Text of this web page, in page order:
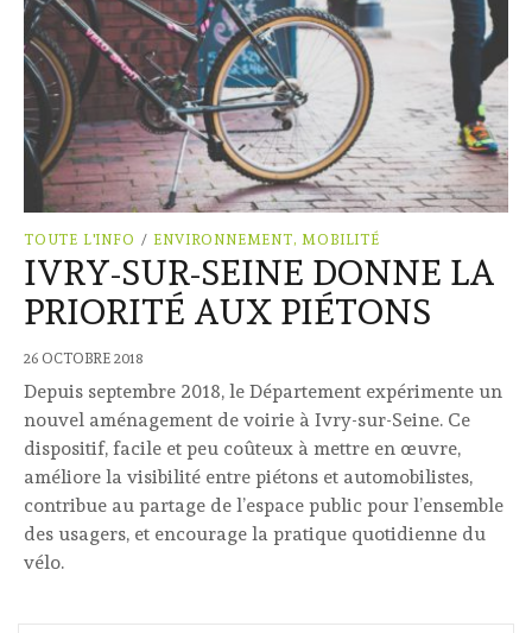
TOUTE L'INFO / ENVIRONNEMENT, MOBILITÉ
IVRY-SUR-SEINE DONNE LA
PRIORITÉ AUX PIÉTONS
26 OCTOBRE 2018
Depuis septembre 2018, le Département expérimente un
nouvel aménagement de voirie à Ivry-sur-Seine. Ce
dispositif, facile et peu coûteux à mettre en œuvre,
améliore la visibilité entre piétons et automobilistes,
contribue au partage de l’espace public pour l’ensemble
des usagers, et encourage la pratique quotidienne du
vélo.